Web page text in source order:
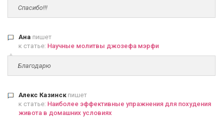
Спасибо!!!
Ана пишет
к статье: Научные молитвы джозефа мэрфи
Благодарю
Алекс Казинскпишет
к статье: Наиболее эффективные упражнения для похудения
живота в домашних условиях